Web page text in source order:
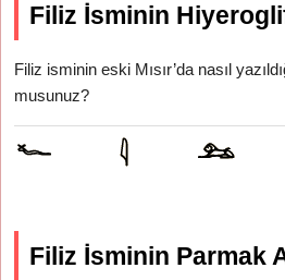
Filiz İsminin Hiyeroglif
Filiz isminin eski Mısır’da nasıl
musunuz?
Filiz İsminin Parmak